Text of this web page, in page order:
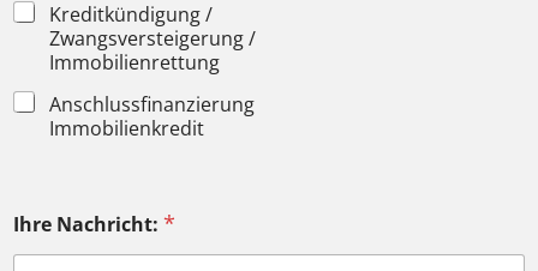
Kreditkündigung /
Zwangsversteigerung /
Immobilienrettung
Anschlussfinanzierung
Immobilienkredit
Ihre Nachricht: *